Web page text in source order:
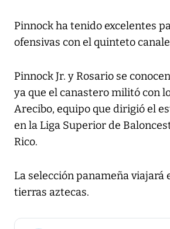
Pinnock ha tenido excelentes
ofensivas con el quinteto
Pinnock Jr. y Rosario se
ya que el canastero militó con
Arecibo, equipo que dirigió el
en la Liga Superior de
Rico.
La selección panameña viajará
tierras aztecas.